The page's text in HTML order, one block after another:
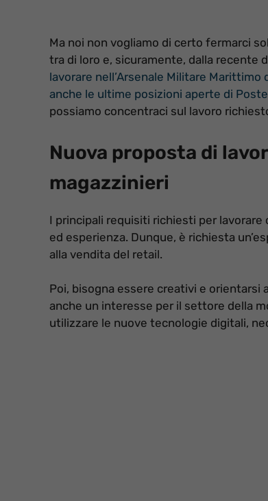
Ma noi non vogliamo di certo fermarci
tra di loro e, sicuramente, dalla recente
lavorare nell’Arsenale Militare
anche le ultime posizioni aperte di
possiamo concentraci sul lavoro
Nuova proposta di
magazzinieri
I principali requisiti richiesti per
ed esperienza. Dunque, è richiesta
alla vendita del retail.
Poi, bisogna essere creativi e orientarsi
anche un interesse per il settore della
utilizzare le nuove tecnologie digitali,